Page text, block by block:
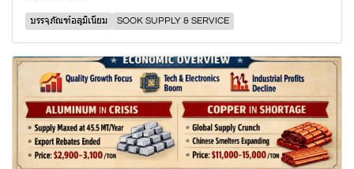
บรรจุภัณฑ์อลูมิเนียม SOOK SUPPLY & SERVICE